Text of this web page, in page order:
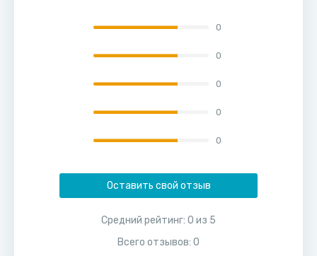
0
0
0
0
0
Оставить свой отзыв
Средний рейтинг: 0 из 5
Всего отзывов: 0